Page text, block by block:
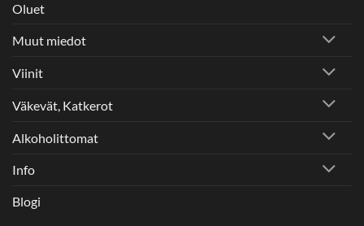
Oluet
Muut miedot
Viinit
Väkevät, Katkerot
Alkoholittomat
Info
Blogi